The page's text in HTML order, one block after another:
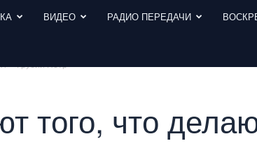
ВИДЕО РАДИО ПЕРЕДАЧИ
того, что